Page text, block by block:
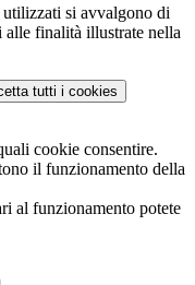
si avvalgono di
alle finalità illustrate nella
tutti i cookies
cookie consentire.
il funzionamento della
al funzionamento potete